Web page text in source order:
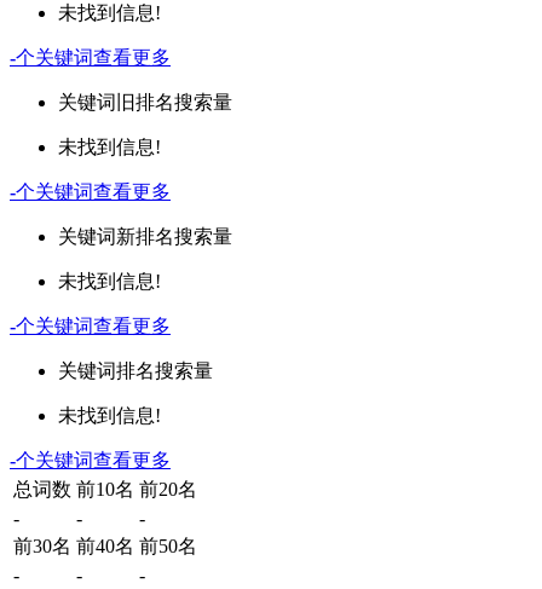
未找到信息!
-个关键词查看更多
关键词 旧排名搜索量
未找到信息!
-个关键词查看更多
关键词新排名搜索量
未找到信息!
-个关键词查看更多
关键词排名搜索量
未找到信息!
-个关键词查看更多
总词数 前10名 前20名
-
-
-
前30名 前40名 前50名
-
-
-